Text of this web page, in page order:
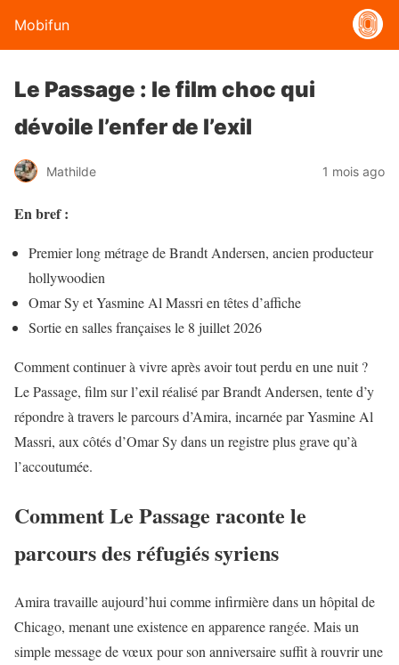
Mobifun
Le Passage : le film choc qui
dévoile l’enfer de l’exil
Mathilde 1 mois ago
En bref :
Premier long métrage de Brandt Andersen, ancien producteur
hollywoodien
Omar Sy et Yasmine Al Massri en têtes d’affiche
Sortie en salles françaises le 8 juillet 2026
Comment continuer à vivre après avoir tout perdu en une nuit ?
Le Passage, film sur l’exil réalisé par Brandt Andersen, tente d’y
répondre à travers le parcours d’Amira, incarnée par Yasmine Al
Massri, aux côtés d’Omar Sy dans un registre plus grave qu’à
l’accoutumée.
Comment Le Passage raconte le
parcours des réfugiés syriens
Amira travaille aujourd’hui comme infirmière dans un hôpital de
Chicago, menant une existence en apparence rangée. Mais un
simple message de vœux pour son anniversaire suffit à rouvrir une